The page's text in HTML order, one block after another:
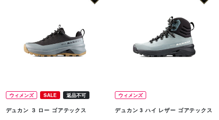
ウィメンズ SALE 返品不可
デュカン ３ ロー ゴアテックス
ウィメンズ
デュカン 3 ハイ レザー ゴアテックス